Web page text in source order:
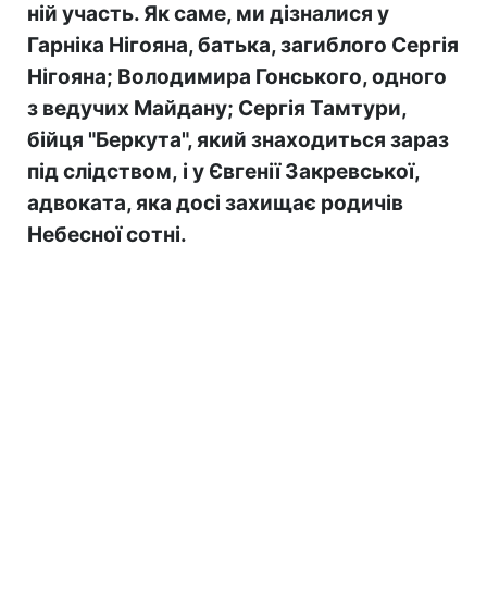
ній участь. Як саме, ми дізналися у
Гарніка Нігояна, батька, загиблого Сергія
Нігояна; Володимира Гонського, одного
з ведучих Майдану; Сергія Тамтури,
бійця "Беркута", який знаходиться зараз
під слідством, і у Євгенії Закревської,
адвоката, яка досі захищає родичів
Небесної сотні.